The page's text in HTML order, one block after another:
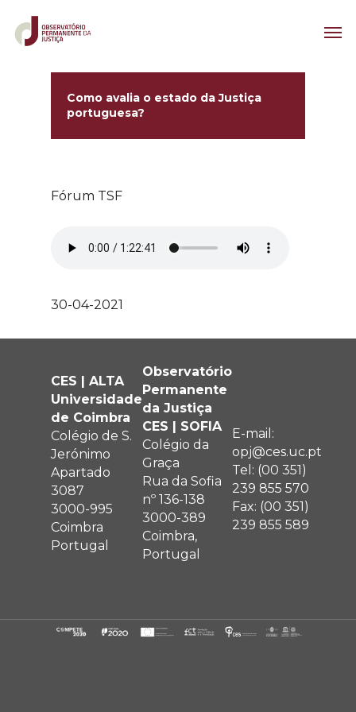
Como avalia o estado da Justiça
portuguesa?
Fórum TSF
30-04-2021
CES | ALTA
Universidade
de Coimbra
Colégio de S.
Jerónimo
Apartado
3087
3000-995
Coimbra
Portugal
Observatório
Permanente
da Justiça
CES | SOFIA
Colégio da
Graça
Rua da Sofia
nº 136-138
3000-389
Coimbra,
Portugal
E-mail:
opj@ces.uc.pt
Tel: (00 351)
239 855 570
Fax: (00 351)
239 855 589